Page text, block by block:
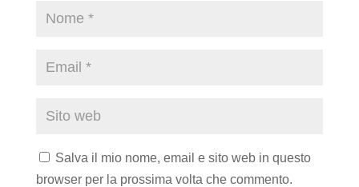
Salva il mio nome, email e sito web in questo
browser per la prossima volta che commento.